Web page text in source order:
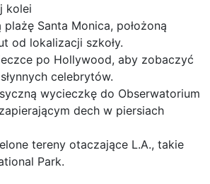
kolei
Santa Monica, położoną
od lokalizacji szkoły.
po Hollywood, aby zobaczyć
celebrytów.
wycieczkę do Obserwatorium
dech w piersiach
tereny otaczające L.A., takie
Park.